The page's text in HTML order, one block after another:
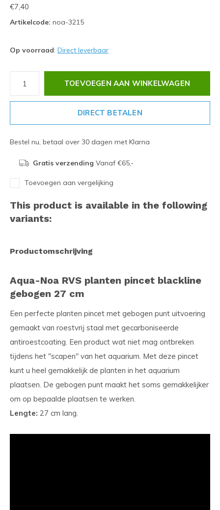
€7,40
Artikelcode: noa-3215
Op voorraad: Direct leverbaar
TOEVOEGEN AAN WINKELWAGEN
DIRECT BETALEN
Bestel nu, betaal over 30 dagen met Klarna
Gratis verzending Vanaf €65,-
Toevoegen aan vergelijking
This product is available in the following
variants:
Productomschrijving
Aqua-Noa RVS planten pincet blackline
gebogen 27 cm
Een perfecte planten pincet met gebogen punt uitvoering
gemaakt van roestvrij staal met gecarboniseerde
antiroestcoating. Een product wat niet mag ontbreken
tijdens het "scapen" van het aquarium. Met deze pincet
kunt u heel gemakkelijk de planten in het aquarium
plaatsen. De gebogen punt maakt het soms gemakkelijker
om op bepaalde plaatsen te werken.
Lengte: 27 cm lang.